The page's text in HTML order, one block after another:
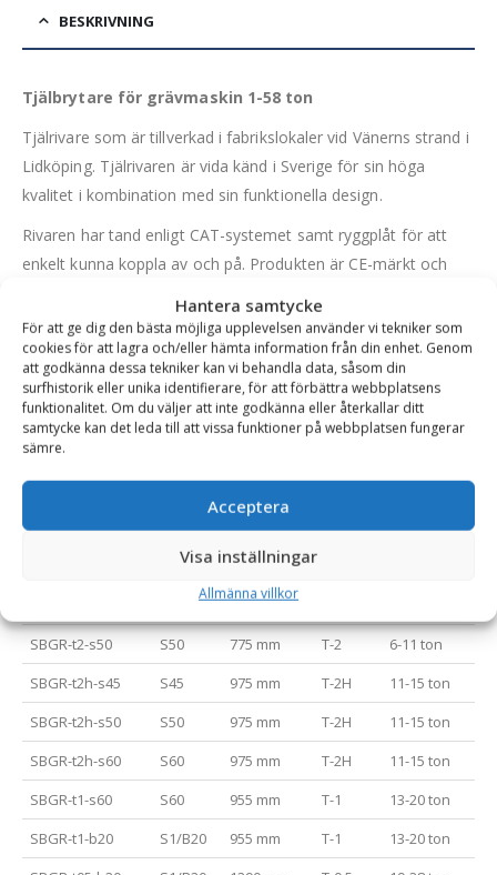
Hantera samtycke
För att ge dig den bästa möjliga upplevelsen använder vi tekniker som
cookies för att lagra och/eller hämta information från din enhet. Genom
att godkänna dessa tekniker kan vi behandla data, såsom din
surfhistorik eller unika identifierare, för att förbättra webbplatsens
funktionalitet. Om du väljer att inte godkänna eller återkallar ditt
samtycke kan det leda till att vissa funktioner på webbplatsen fungerar
sämre.
Acceptera
Visa inställningar
Allmänna villkor
BESKRIVNING
Tjälbrytare för grävmaskin 1-58 ton
Tjälrivare som är tillverkad i fabrikslokaler vid Vänerns strand i
Lidköping. Tjälrivaren är vida känd i Sverige för sin höga
kvalitet i kombination med sin funktionella design.
Rivaren har tand enligt CAT-systemet samt ryggplåt för att
enkelt kunna koppla av och på. Produkten är CE-märkt och
och Hardox 450 i slitdelar.
Varianttabell
Artikelnummer
SBGR-t4-s30-180
S30/180 590 mm T-4
1-2 ton
S40 650 mm
775 mm
SBGR-t2-s50
S50 775 mm T-2
6-11 ton
SBGR-t2h-s45
S45 975 mm T-2H
11-15 ton
SBGR-t2h-s50
S50 975 mm T-2H
11-15 ton
SBGR-t2h-s60
S60 975 mm T-2H
11-15 ton
SBGR-t1-s60
S60 955 mm T-1
13-20 ton
SBGR-t1-b20
S1/B20 955 mm T-1
13-20 ton